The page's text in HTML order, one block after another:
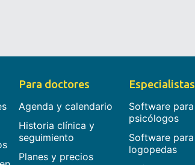
Para doctores
Agenda y calendario
Historia clínica y
seguimiento
Planes y precios
Especialistas
Software para
psicólogos
Software para
logopedas